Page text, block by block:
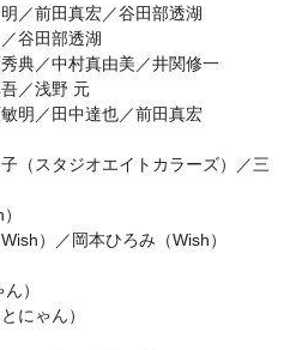
／前田真宏／谷田部透湖
谷田部透湖
典／中村真由美／井関修一
／浅野 元
明／田中達也／前田真宏
（スタジオエイトカラーズ）／三
）／岡本ひろみ（Wish）
）
にゃん）